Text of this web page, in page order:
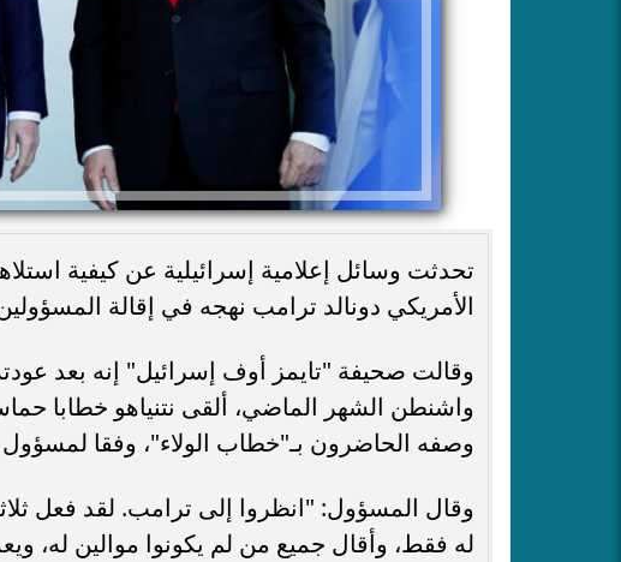
تحدثت وسائل إعلامية إسرائيلية عن كيفية
الأمريكي دونالد ترامب نهجه في إقالة
وقالت صحيفة "تايمز أوف إسرائيل" إنه بعد
وصفه الحاضرون بـ"خطاب الولاء"، وفقا لمسؤول
وقال المسؤول: "انظروا إلى ترامب. لقد فعل
له فقط، وأقال جميع من لم يكونوا موالين له،